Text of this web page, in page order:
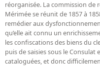
réorganisée. La commission
Mérimée se réunit de 1857 à
remédier aux
qu’elle ait connu un
les confiscations des biens du
puis de saisies sous le Consulat
cataloguées, et donc